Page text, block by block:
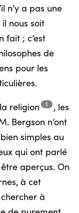
n’y a pas une
nous soit
fait ; c’est
de
pour les
religion 1 , les
Bergson n’ont
simples au
qui ont parlé
aperçus. On
à cet
à